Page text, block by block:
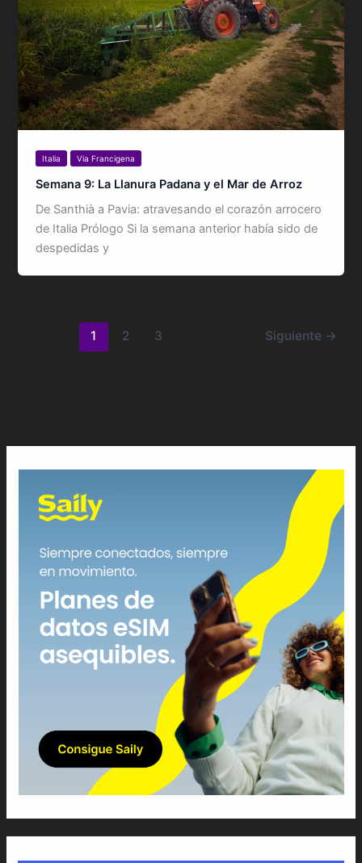
Italia Via Francigena
Semana 9: La Llanura Padana y el Mar de Arroz
De Santhià a Pavia: atravesando el corazón arrocero
de Italia Prólogo Si la semana anterior había sido de
despedidas y
1 2 3 Siguiente →